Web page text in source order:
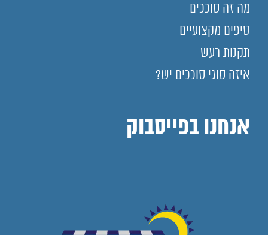
מה זה סוככים
טיפים מקצועיים
תקנות רעש
איזה סוגי סוככים יש?
אנחנו בפייסבוק